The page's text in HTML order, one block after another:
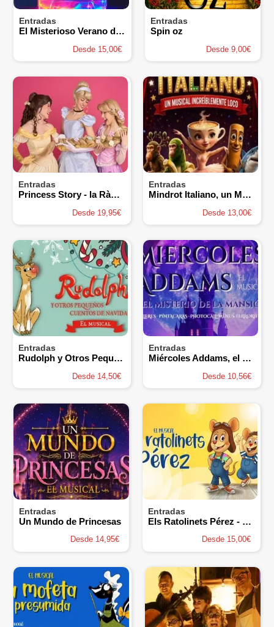
Entradas
El Misterioso Verano de Alba Ryder
Desde 15,00€
Entradas
Spin oz
Desde 9,00€
Entradas
Princess Story - la Ràpita
Desde 19,95€
Entradas
Mindrot Italiano, un Musical Increiblemente Loco
Desde 13,00€
Entradas
Rudolph y Otros Pequeños Cuentos de Navidad
Desde 14,50€
Entradas
Miércoles Addams, el Secreto de la Mansión
Desde 10,56€
Entradas
Un Mundo de Princesas
Desde 14,95€
Entradas
Els Ratolinets Pérez - un Viatge Musical per a Tota la Família!
Desde 15,00€